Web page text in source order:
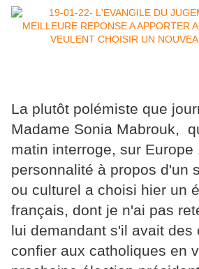
La plutôt polémiste que
Madame Sonia Mabrouk,
matin interroge, sur
personnalité à propos d'un
ou culturel a choisi hier un
français, dont je n'ai pas
lui demandant s'il avait des
confier aux catholiques en